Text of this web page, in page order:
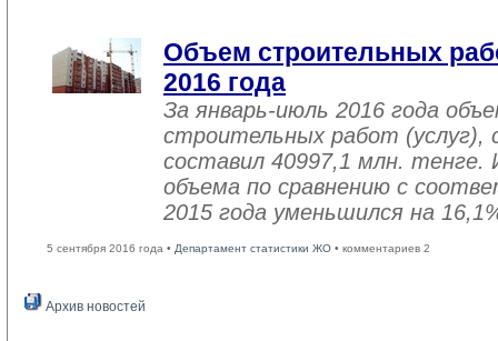
Объем строительных
2016 года
За январь-июль 2016 года
строительных работ (услуг),
составил 40997,1 млн. тенге.
объема по сравнению с
2015 года уменьшился на
5 сентября 2016 года • Департамент статистики ЖО • комментариев 2
Архив новостей